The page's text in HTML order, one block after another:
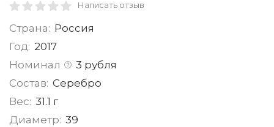
Написать отзыв
Страна: Россия
Год: 2017
Номинал
3 рубля
Состав: Серебро
Вес: 31.1 г
Диаметр: 39